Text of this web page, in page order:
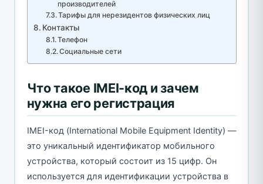
производителей
Тарифы для нерезидентов физических лиц
Контакты
Телефон
Социальные сети
Что такое IMEI-код и зачем
нужна его регистрация
IMEI-код (International Mobile Equipment Identity) —
это уникальный идентификатор мобильного
устройства, который состоит из 15 цифр. Он
используется для идентификации устройства в